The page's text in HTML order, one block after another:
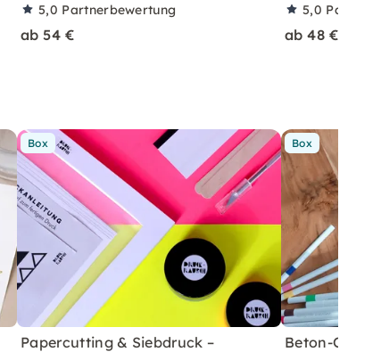
5,0 Partnerbewertung
ab 54 €
5,0
ab 48 €
Box
Papercutting & Siebdruck –
Box
Beton-